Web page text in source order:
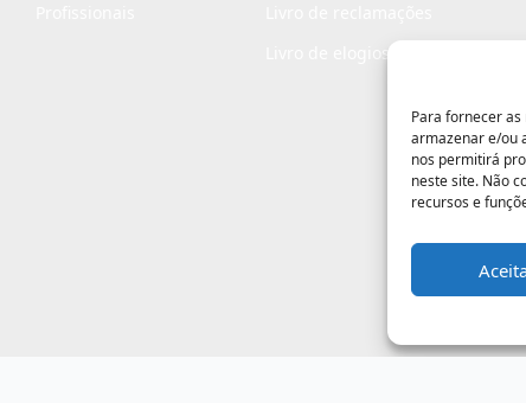
Para fornecer
armazenar e/ou
nos permitirá
neste site. Não
recursos e
Livro de elogios